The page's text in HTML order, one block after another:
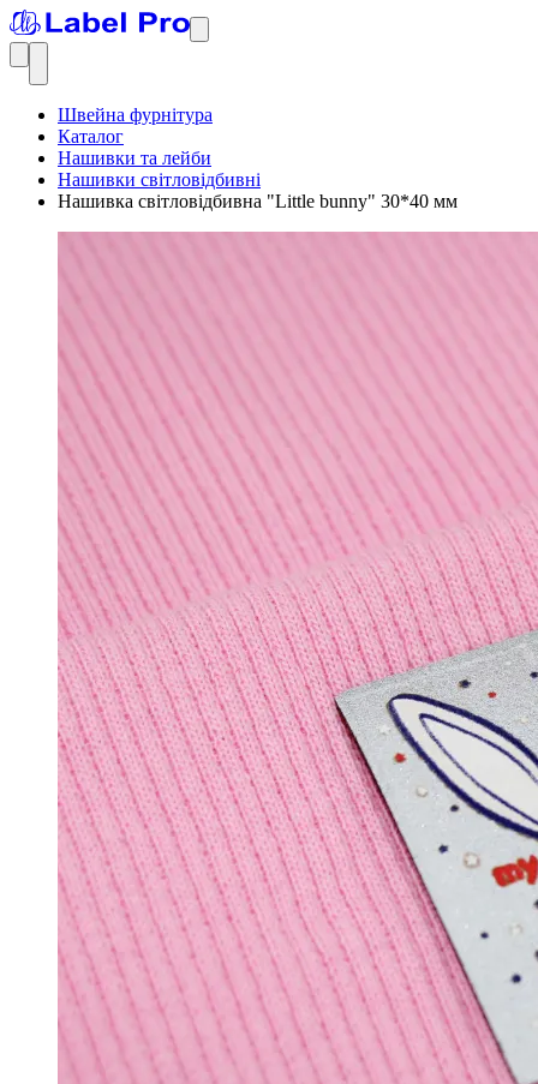
Швейна фурнітура
Каталог
Нашивки та лейби
Нашивки світловідбивні
Нашивка світловідбивна "Little bunny" 30*40 мм